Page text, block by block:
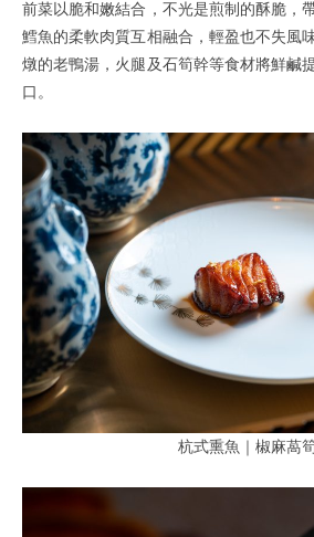
前菜以脆和嫩結合，不光是煎制的酥脆，
鱈魚的柔軟肉質互相融合，輕盈也不失風
燉的老鴨湯，火腿及石筍幹等食材將鮮鹹
口。
杭式熏魚｜椒麻萵